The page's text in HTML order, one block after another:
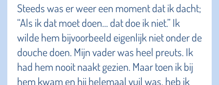
Steeds was er weer een moment dat ik dacht;
“Als ik dat moet doen… dat doe ik niet.” Ik
wilde hem bijvoorbeeld eigenlijk niet onder de
douche doen. Mijn vader was heel preuts. Ik
had hem nooit naakt gezien. Maar toen ik bij
hem kwam en hij helemaal vuil was, heb ik